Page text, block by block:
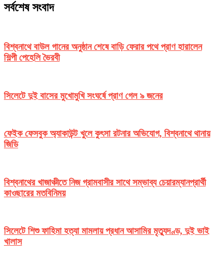
সর্বশেষ সংবাদ
বিশ্বনাথে বাউল গানের অনুষ্ঠান শেষে বাড়ি ফেরার পথে প্রাণ হারালেন
শিল্পী পেহেলি ভৈরবী
সিলেটে দুই বাসের মুখোমুখি সংঘর্ষে প্রাণ গেল ৯ জনের
ফেইক ফেসবুক অ্যাকাউন্ট খুলে কুৎসা রটনার অভিযোগ, বিশ্বনাথে থানায়
জিডি
বিশ্বনাথের খাজাঞ্চীতে নিজ গ্রামবাসীর সাথে সম্ভাব্য চেয়ারম্যানপ্রার্থী
কাওছারের মতবিনিময়
সিলেটে শিশু ফাহিমা হত্যা মামলায় প্রধান আসামির মৃত্যুদণ্ড, দুই ভাই
খালাস